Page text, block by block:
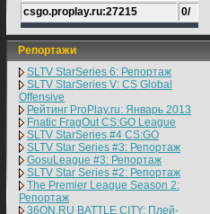
csgo.proplay.ru:27215 0/
Репортажи
SLTV StarSeries 6: Репортаж
SLTV StarSeries V: CS Global
Offensive
Рейтинг ProPlay.ru: Январь 2013
Fnatic FragOut CS:GO League
SLTV StarSeries #4 CS:GO
SLTV Star Series #3: Репортаж
GosuLeague #3: Репортаж
SLTV Star Series #2: Репортаж
The Premier League Season 2:
Репортаж
36ON.RU BATTLE CITY: Плей-